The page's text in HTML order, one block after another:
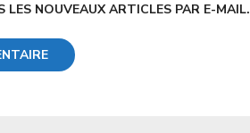
LES NOUVEAUX ARTICLES PAR E-MAIL.